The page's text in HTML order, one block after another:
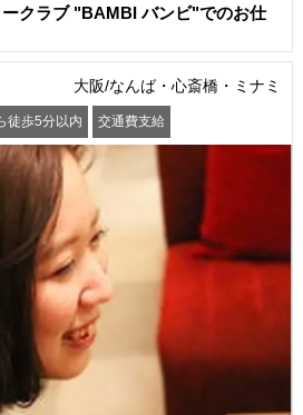
クラブ "BAMBI バンビ"でのお仕
大阪/なんば・心斎橋・ミナミ
徒歩5分以内 交通費支給